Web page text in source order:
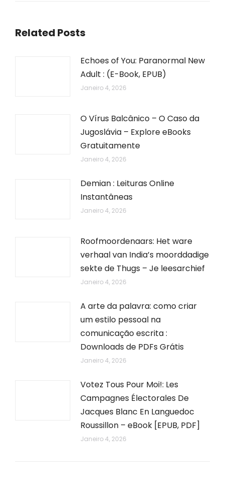
Related Posts
Echoes of You: Paranormal New
Adult : (E-Book, EPUB)
Janeiro 4, 2026
O Vírus Balcânico – O Caso da
Jugoslávia – Explore eBooks
Gratuitamente
Janeiro 4, 2026
Demian : Leituras Online
Instantâneas
Janeiro 4, 2026
Roofmoordenaars: Het ware
verhaal van India’s moorddadige
sekte de Thugs – Je leesarchief
Janeiro 4, 2026
A arte da palavra: como criar
um estilo pessoal na
comunicação escrita :
Downloads de PDFs Grátis
Janeiro 4, 2026
Votez Tous Pour Moi!: Les
Campagnes Électorales De
Jacques Blanc En Languedoc
Roussillon – eBook [EPUB, PDF]
Janeiro 4, 2026